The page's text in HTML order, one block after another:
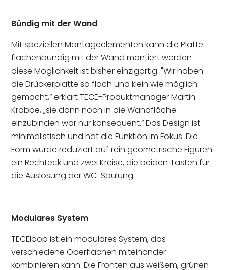
Bündig mit der Wand
Mit speziellen Montageelementen kann die Platte
flächenbündig mit der Wand montiert werden –
diese Möglichkeit ist bisher einzigartig. "Wir haben
die Drückerplatte so flach und klein wie möglich
gemacht,“ erklärt TECE-Produktmanager Martin
Krabbe, „sie dann noch in die Wandfläche
einzubinden war nur konsequent.“ Das Design ist
minimalistisch und hat die Funktion im Fokus. Die
Form wurde reduziert auf rein geometrische Figuren:
ein Rechteck und zwei Kreise, die beiden Tasten für
die Auslösung der WC-Spülung.
Modulares System
TECEloop ist ein modulares System, das
verschiedene Oberflächen miteinander
kombinieren kann. Die Fronten aus weißem, grünen